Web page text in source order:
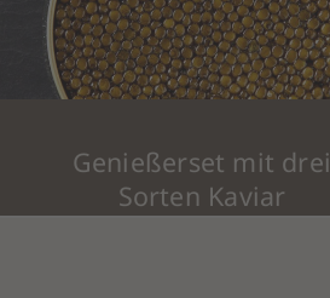
Genießerset mit drei
Sorten Kaviar